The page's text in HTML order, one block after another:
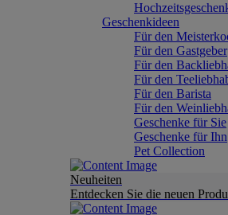
Geschenkideen
Für den
Für den Gastgeber
Für den
Für den
Für den Barista
Für den
Geschenke für Sie
Geschenke für Ihn
Pet Collection
Neuheiten
Entdecken Sie die neuen